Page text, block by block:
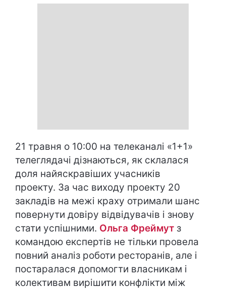
21 травня о 10:00 на телеканалі «1+1»
телеглядачі дізнаються, як склалася
доля найяскравіших учасників
проекту. За час виходу проекту 20
закладів на межі краху отримали шанс
повернути довіру відвідувачів і знову
стати успішними. Ольга Фреймут з ​​
командою експертів не тільки провела
повний аналіз роботи ресторанів, але і
постаралася допомогти власникам і
колективам вирішити конфлікти між